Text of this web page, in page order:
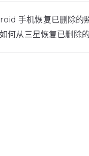
手机恢复已删除的
如何从三星恢复已删除